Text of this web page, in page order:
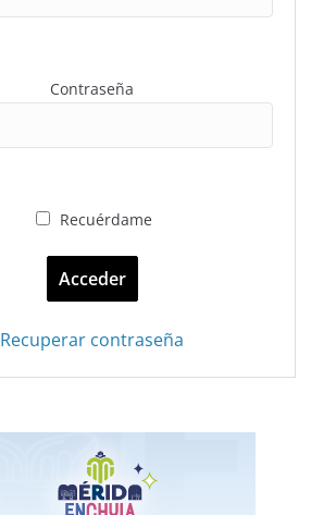
Contraseña
Recuérdame
Recuperar contraseña